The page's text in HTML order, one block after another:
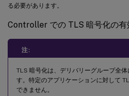
る必要があります。
Controller での TLS 暗号化の有
注:
TLS 暗号化は、デリバリーグループ全
す。特定のアプリケーションに対して
できません。